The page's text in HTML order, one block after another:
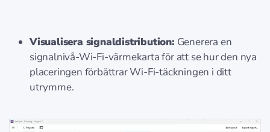
Visualisera signaldistribution: Generera en
signalnivå-Wi-Fi-värmekarta för att se hur den nya
placeringen förbättrar Wi-Fi-täckningen i ditt
utrymme.